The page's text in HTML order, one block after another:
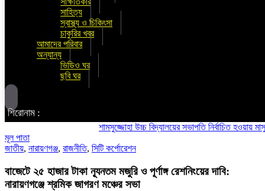
সাহিত্য
স্বাস্থ্য ও চিকিৎসা
চাকুরির খবর
আমাদের পরিবার
অন্যান্য
ভিডিও ঘর
ছবি ঘর
শিরোনাম :
শামসুজ্জোহা উচ্চ বিদ্যালয়ের সভাপতি নির্বাচিত হওয়ায় মাসুদ
মূল পাতা
জাতীয়, নারায়ণগঞ্জ, রাজনীতি, সিটি কর্পোরেশন
বাজেটে ২৫ হাজার টাকা ন্যূনতম মজুরি ও পূর্ণাঙ্গ রেশনিংয়ের দাবি:
নারায়ণগঞ্জে শ্রমিক জাগরণ মঞ্চের সভা